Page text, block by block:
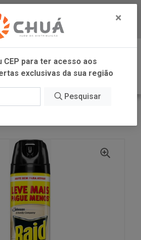
Baixe já nosso APP
0
×
CEP para ter acesso aos
exclusivas da sua região
Pesquisar